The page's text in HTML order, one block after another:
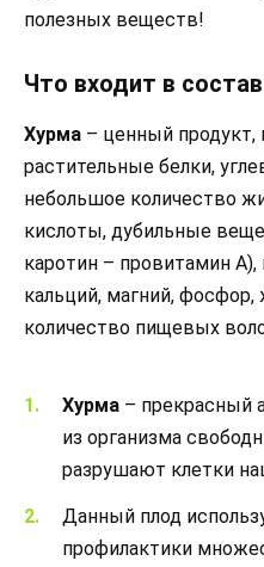
полезных веществ!
Что входит в
Хурма – ценный продукт,
растительные белки,
небольшое количество
кислоты, дубильные
каротин – провитамин
кальций, магний,
количество пищевых
Хурма – прекрасный
из организма
разрушают клетки
Данный плод
профилактики